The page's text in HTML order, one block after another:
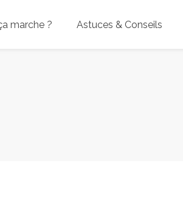
marche ? Astuces & Conseils